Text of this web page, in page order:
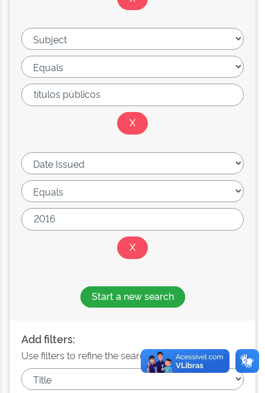
Start a new search
Add filters:
Use filters to refine the search results.